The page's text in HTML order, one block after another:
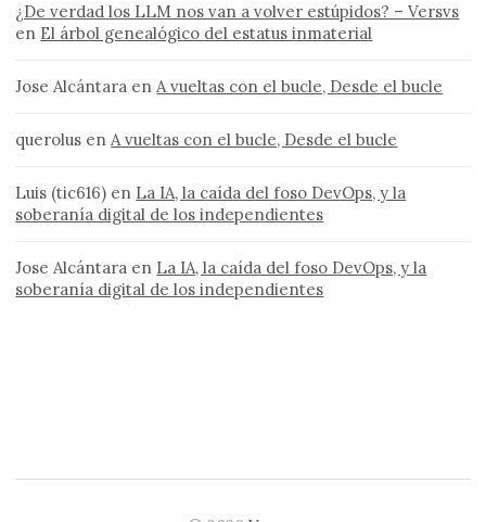
¿De verdad los LLM nos van a volver estúpidos? – Versvs
en El árbol genealógico del estatus inmaterial
Jose Alcántara enA vueltas con el bucle, Desde el bucle
querolus enA vueltas con el bucle, Desde el bucle
Luis (tic616) en La IA, la caída del foso DevOps, y la
soberanía digital de los independientes
Jose Alcántara en La IA, la caída del foso DevOps, y la
soberanía digital de los independientes